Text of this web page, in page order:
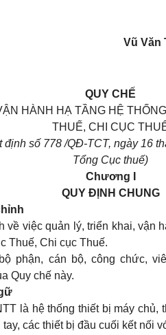
Vũ Văn
QUY CHẾ
HÀNH HẠ TẦNG HỆ
THUẾ, CHI CỤC
định số 778 /QĐ-TCT, ngày 16
Tổng Cục thuế)
Chương I
QUY ĐỊNH CHUNG
về việc quản lý, triển khai, vận
Thuế, Chi cục Thuế.
phận, cán bộ, công chức,
Quy chế này.
là hệ thống thiết bị máy
tay, các thiết bị đầu cuối kết nối